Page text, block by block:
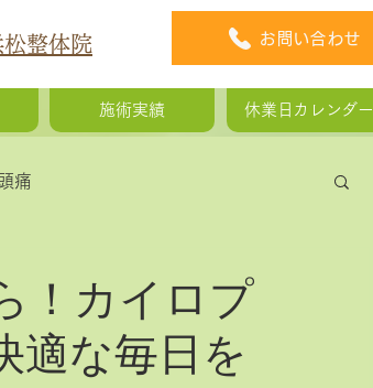
整体院 お問い合わせ
施術実績 休業日カレンダー
痛
！カイロプ
適な毎日を